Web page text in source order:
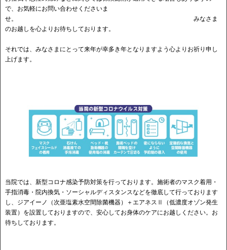
で、お気軽にお問い合わせくださいま
せ。 みなさま
のお越しを心よりお待ちしております。
それでは、みなさまにとって来年が幸多き年となりますよう心よりお祈り申し
上げます。
当院では、新型コロナ感染予防対策を行っております。施術者のマスク着用・
手指消毒・院内換気・ソーシャルディスタンスなどを徹底して行っております
し、ジアイーノ（次亜塩素水空間除菌機器）＋エアネスⅡ（低濃度オゾン発生
装置）を設置しておりますので、安心してお身体のケアにお越しください。お
待ちしております。